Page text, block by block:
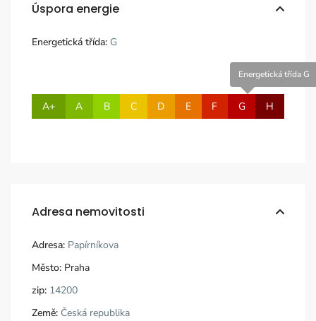
Úspora energie
Energetická třída: G
A+ A B C D E F
Energetická třída G
G H
Adresa nemovitosti
Adresa: Papírníkova
Město: Praha
zip: 14200
Země: Česká republika